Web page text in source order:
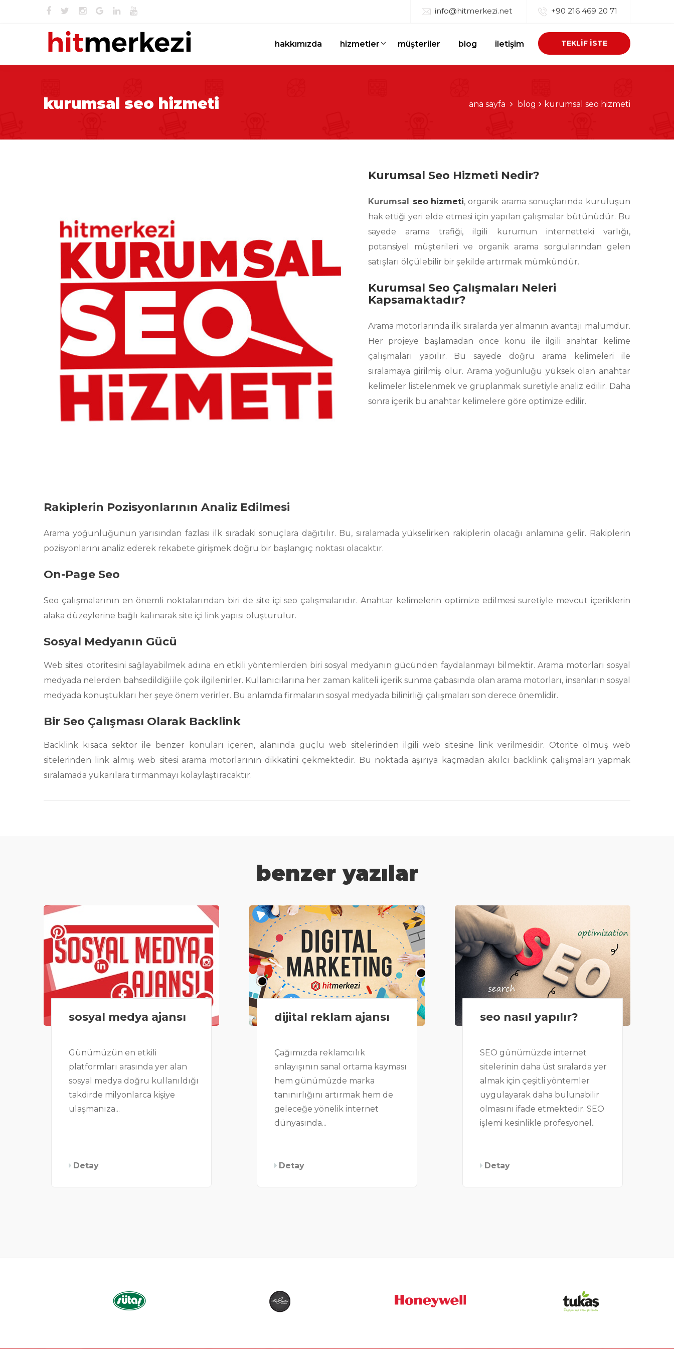
info@hitmerkezi.net +90 216 469 20 71
TEKLİF İSTE
hakkımızda hizmetler müşteriler blog iletişim
kurumsal seo hizmeti ana sayfa blog kurumsal seo hizmeti
Kurumsal Seo Hizmeti Nedir?
Kurumsal seo hizmeti, organik arama sonuçlarında kuruluşun
hak ettiği yeri elde etmesi için yapılan çalışmalar bütünüdür. Bu
sayede arama trafiği, ilgili kurumun internetteki varlığı,
potansiyel müşterileri ve organik arama sorgularından gelen
satışları ölçülebilir bir şekilde artırmak mümkündür.
Kurumsal Seo Çalışmaları Neleri
Kapsamaktadır?
Arama motorlarında ilk sıralarda yer almanın avantajı malumdur.
Her projeye başlamadan önce konu ile ilgili anahtar kelime
çalışmaları yapılır. Bu sayede doğru arama kelimeleri ile
sıralamaya girilmiş olur. Arama yoğunluğu yüksek olan anahtar
kelimeler listelenmek ve gruplanmak suretiyle analiz edilir. Daha
sonra içerik bu anahtar kelimelere göre optimize edilir.
Rakiplerin Pozisyonlarının Analiz Edilmesi
Arama yoğunluğunun yarısından fazlası ilk sıradaki sonuçlara dağıtılır. Bu, sıralamada yükselirken rakiplerin olacağı anlamına gelir. Rakiplerin
pozisyonlarını analiz ederek rekabete girişmek doğru bir başlangıç noktası olacaktır.
On-Page Seo
Seo çalışmalarının en önemli noktalarından biri de site içi seo çalışmalarıdır. Anahtar kelimelerin optimize edilmesi suretiyle mevcut içeriklerin
alaka düzeylerine bağlı kalınarak site içi link yapısı oluşturulur.
Sosyal Medyanın Gücü
Web sitesi otoritesini sağlayabilmek adına en etkili yöntemlerden biri sosyal medyanın gücünden faydalanmayı bilmektir. Arama motorları sosyal
medyada nelerden bahsedildiği ile çok ilgilenirler. Kullanıcılarına her zaman kaliteli içerik sunma çabasında olan arama motorları, insanların sosyal
medyada konuştukları her şeye önem verirler. Bu anlamda firmaların sosyal medyada bilinirliği çalışmaları son derece önemlidir.
Bir Seo Çalışması Olarak Backlink
Backlink kısaca sektör ile benzer konuları içeren, alanında güçlü web sitelerinden ilgili web sitesine link verilmesidir. Otorite olmuş web
sitelerinden link almış web sitesi arama motorlarının dikkatini çekmektedir. Bu noktada aşırıya kaçmadan akılcı backlink çalışmaları yapmak
sıralamada yukarılara tırmanmayı kolaylaştıracaktır.
benzer yazılar
sosyal medya ajansı
Günümüzün en etkili
platformları arasında yer alan
sosyal medya doğru kullanıldığı
takdirde milyonlarca kişiye
ulaşmanıza...
Detay
dijital reklam ajansı
Çağımızda reklamcılık
anlayışının sanal ortama kayması
hem günümüzde marka
tanınırlığını artırmak hem de
geleceğe yönelik internet
dünyasında...
Detay
seo nasıl yapılır?
SEO günümüzde internet
sitelerinin daha üst sıralarda yer
almak için çeşitli yöntemler
uygulayarak daha bulunabilir
olmasını ifade etmektedir. SEO
işlemi kesinlikle profesyonel..
Detay